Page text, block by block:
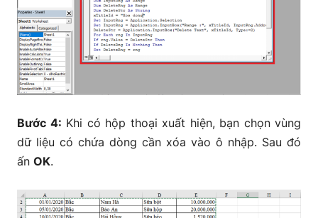
Bước 4: Khi có hộp thoại xuất hiện, bạn chọn vùng
dữ liệu có chứa dòng cần xóa vào ô nhập. Sau đó
ấn OK.